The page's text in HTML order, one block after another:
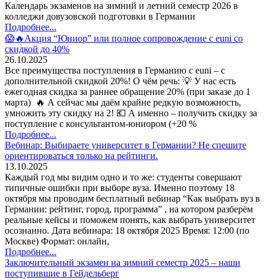
Календарь экзаменов на зимний и летний семестр 2026 в
колледжи довузовской подготовки в Германии
Подробнее...
😱🔥Акция “Юниор” или полное сопровождение с euni со
скидкой до 40%
26.10.2025
Все преимущества поступления в Германию с euni – с
дополнительной скидкой 20%! О чём речь: 💡 У нас есть
ежегодная скидка за раннее обращение 20% (при заказе до 1
марта) 🔥 А сейчас мы даём крайне редкую возможность,
умножить эту скидку на 2! 💶 А именно – получить скидку за
поступление с консультантом-юниором (+20 %
Подробнее...
Вебинар: Выбираете университет в Германии? Не спешите
ориентироваться только на рейтинги.
13.10.2025
Каждый год мы видим одно и то же: студенты совершают
типичные ошибки при выборе вуза. Именно поэтому 18
октября мы проводим бесплатный вебинар “Как выбрать вуз в
Германии: рейтинг, город, программа” , на котором разберём
реальные кейсы и поможем понять, как выбрать университет
осознанно. Дата вебинара: 18 октября 2025 Время: 12:00 (по
Москве) Формат: онлайн,
Подробнее...
Заключительный экзамен на зимний семестр 2025 – наши
поступившие в Гейдельберг